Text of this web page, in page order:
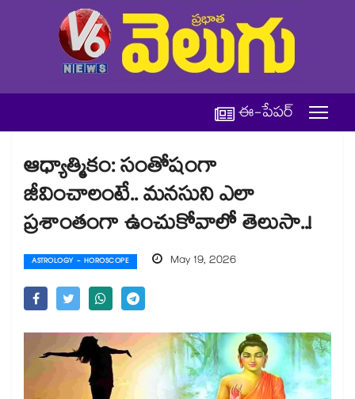
ఈ-పేపర్
ఆధ్యాత్మికం: సంతోషంగా
జీవించాలంటే.. మనసుని ఎలా
ప్రశాంతంగా ఉంచుకోవాలో తెలుసా..!
ASTROLOGY - HOROSCOPE May 19, 2026